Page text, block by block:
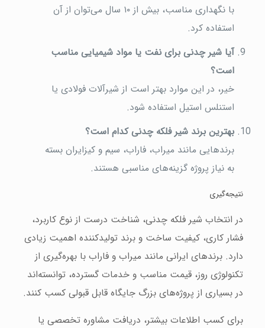
با نگهداری مناسب، بیش از ۱۰ سال می‌توان از آن
استفاده کرد.
آیا شیر چدنی برای نفت یا مواد شیمیایی مناسب
است؟
خیر، در این موارد بهتر است از شیرآلات فولادی یا
استنلس استیل استفاده شود.
بهترین برند شیر فلکه چدنی کدام است؟
برندهایی مانند میراب، فاراب، سیم و کیزایران بسته
به نیاز پروژه گزینه‌های مناسبی هستند.
نتیجه‌گیری
در انتخاب شیر فلکه چدنی، شناخت درست از نوع کاربرد،
فشار کاری، کیفیت ساخت و برند تولیدکننده اهمیت زیادی
دارد. برندهای ایرانی مانند میراب و فاراب با بهره‌گیری از
تکنولوژی روز، قیمت مناسب و خدمات گسترده، توانسته‌اند
در بسیاری از پروژه‌های بزرگ جایگاه قابل قبولی کسب کنند.
برای کسب اطلاعات بیشتر، دریافت مشاوره تخصصی یا